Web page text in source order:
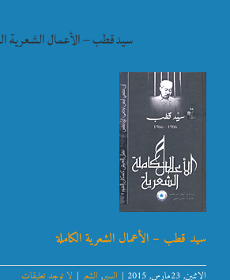
سيد قطب – الأعمال الشعرية
سيد قطب – الأعمال الشعرية الكاملة
الإثنين, 23مارس, 2015 | السير, الشعر | لا توجد تعليقات